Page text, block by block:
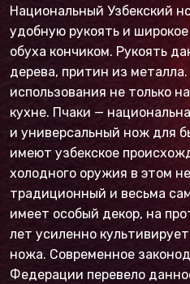
Национальный Узбекский
удобную рукоять и
обуха кончиком. Рукоять
дерева, притин из
использования не только
кухне. Пчаки —
и универсальный нож для
имеют узбекское
холодного оружия в этом
традиционный и весьма
имеет особый декор, на
лет усиленно
ножа. Современное
Федерации перевело